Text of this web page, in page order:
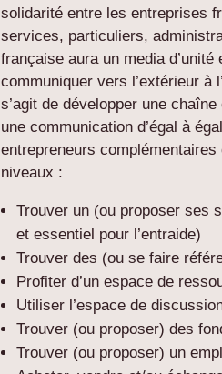
solidarité entre les entreprises
services, particuliers,
française aura un media
communiquer vers l’extérieur à
s’agit de développer une
une communication d’égal à
entrepreneurs
niveaux :
Trouver un (ou proposer ses
et essentiel pour l’entraide)
Trouver des (ou se faire
Profiter d’un espace de
Utiliser l’espace de
Trouver (ou proposer) des
Trouver (ou proposer) un